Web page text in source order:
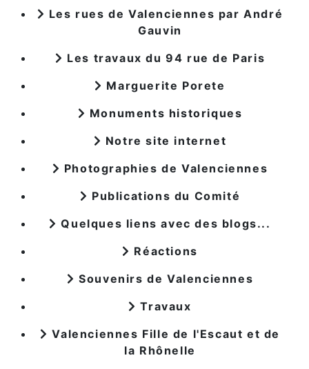
Les rues de Valenciennes par André
Gauvin
Les travaux du 94 rue de Paris
Marguerite Porete
Monuments historiques
Notre site internet
Photographies de Valenciennes
Publications du Comité
Quelques liens avec des blogs...
Réactions
Souvenirs de Valenciennes
Travaux
Valenciennes Fille de l'Escaut et de
la Rhônelle